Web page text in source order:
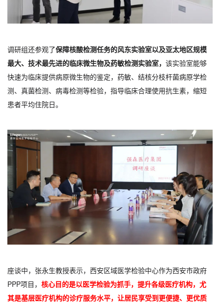
调研组还参观了保障核酸检测任务的风东实验室以及亚太地区规模
最大、技术最先进的临床微生物及药敏检测实验室， 该实验室能够
快速为临床提供病原微生物的鉴定，药敏、结核分枝杆菌病原学检
测、真菌检测、病毒检测等检验，指导临床合理使用抗生素，缩短
患者平均住院日。
座谈中，张永生教授表示，西安区域医学检验中心作为西安市政府
PPP项目， 核心目的是以医学检验为抓手，提升各级医疗机构，尤
其是基层医疗机构的诊疗服务水平，让居民享受到更便捷、更优质